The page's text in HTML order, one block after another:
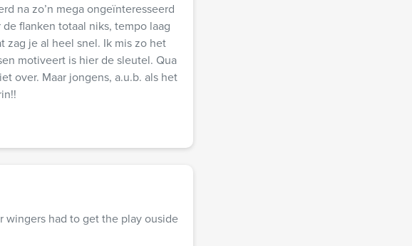
na zo’n mega ongeïnteresseerd
flanken totaal niks, tempo laag
je al heel snel. Ik mis zo het
motiveert is hier de sleutel. Qua
over. Maar jongens, a.u.b. als het
had to get the play ouside